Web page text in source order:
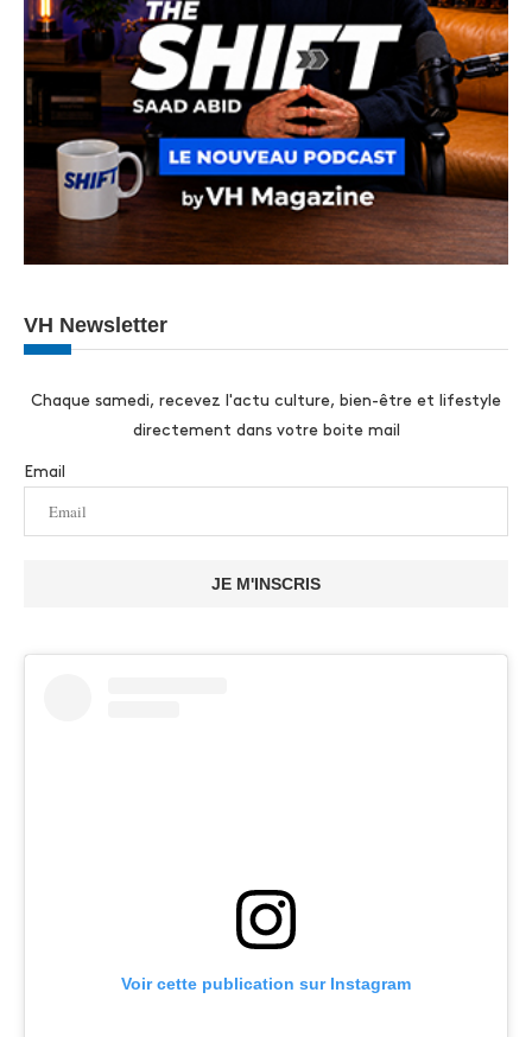
VH Newsletter
Chaque samedi, recevez l'actu culture, bien-être et lifestyle
directement dans votre boite mail
Email
JE M'INSCRIS
Voir cette publication sur Instagram